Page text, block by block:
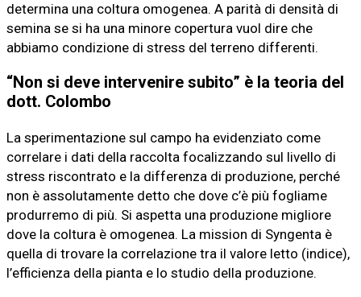
determina una coltura omogenea. A parità di densità di
semina se si ha una minore copertura vuol dire che
abbiamo condizione di stress del terreno differenti.
“Non si deve intervenire subito” è la teoria del
dott. Colombo
La sperimentazione sul campo ha evidenziato come
correlare i dati della raccolta focalizzando sul livello di
stress riscontrato e la differenza di produzione, perché
non è assolutamente detto che dove c’è più fogliame
produrremo di più. Si aspetta una produzione migliore
dove la coltura è omogenea. La mission di Syngenta è
quella di trovare la correlazione tra il valore letto (indice),
l’efficienza della pianta e lo studio della produzione.